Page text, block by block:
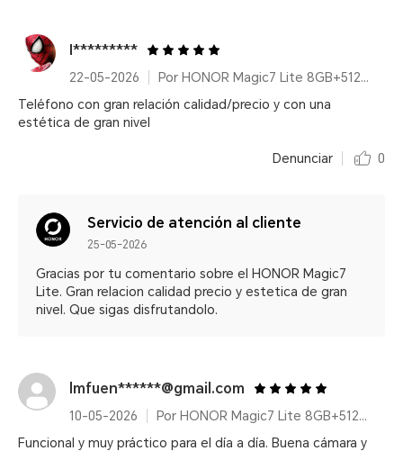
I*********
22-05-2026
Por HONOR Magic7 Lite 8GB+512GB Titanium Black
Teléfono con gran relación calidad/precio y con una
estética de gran nivel
Denunciar 0
Servicio de atención al cliente
25-05-2026
Gracias por tu comentario sobre el HONOR Magic7
Lite. Gran relacion calidad precio y estetica de gran
nivel. Que sigas disfrutandolo.
lmfuen******@gmail.com
10-05-2026
Por HONOR Magic7 Lite 8GB+512GB Titanium Purple
Funcional y muy práctico para el día a día. Buena cámara y